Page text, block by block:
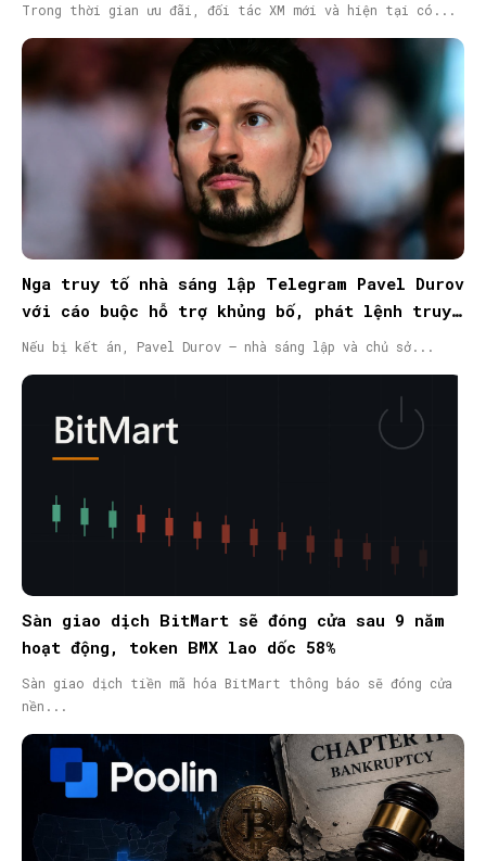
Trong thời gian ưu đãi, đối tác XM mới và hiện tại có...
Nga truy tố nhà sáng lập Telegram Pavel Durov
với cáo buộc hỗ trợ khủng bố, phát lệnh truy
nã quốc tế
Nếu bị kết án, Pavel Durov – nhà sáng lập và chủ sở...
Sàn giao dịch BitMart sẽ đóng cửa sau 9 năm
hoạt động, token BMX lao dốc 58%
Sàn giao dịch tiền mã hóa BitMart thông báo sẽ đóng cửa
nền...